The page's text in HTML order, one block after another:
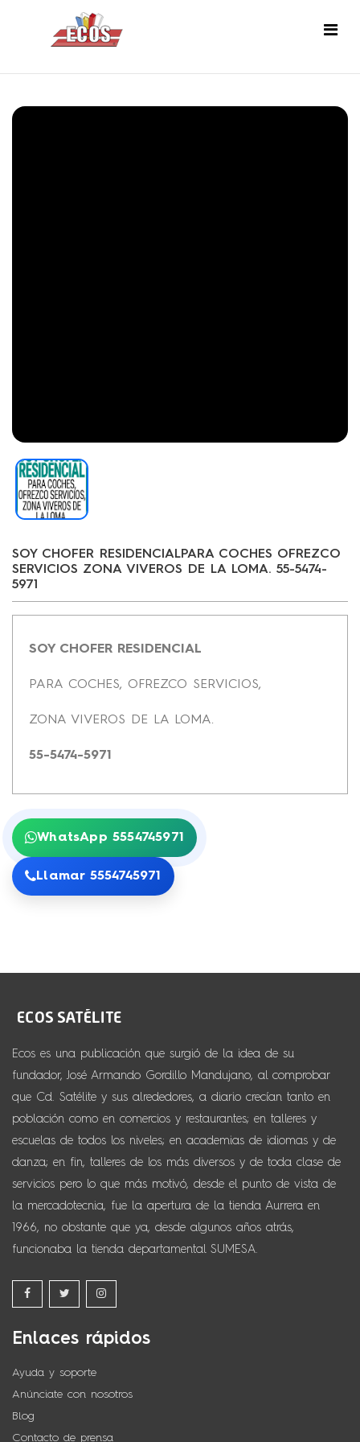
SOY CHOFER RESIDENCIALPARA COCHES OFREZCO
SERVICIOS ZONA VIVEROS DE LA LOMA. 55-5474-
5971
SOY CHOFER RESIDENCIAL
PARA COCHES, OFREZCO SERVICIOS,
ZONA VIVEROS DE LA LOMA.
55-5474-5971
WhatsApp 5554745971
Llamar 5554745971
Ecos es una publicación que surgió de la idea de su
fundador, José Armando Gordillo Mandujano, al comprobar
que Cd. Satélite y sus alrededores, a diario crecían tanto en
población como en comercios y restaurantes; en talleres y
escuelas de todos los niveles; en academias de idiomas y de
danza; en fin, talleres de los más diversos y de toda clase de
servicios pero lo que más motivó, desde el punto de vista de
la mercadotecnia, fue la apertura de la tienda Aurrera en
1966, no obstante que ya, desde algunos años atrás,
funcionaba la tienda departamental SUMESA.
Enlaces rápidos
Ayuda y soporte
Anúnciate con nosotros
Blog
Contacto de prensa